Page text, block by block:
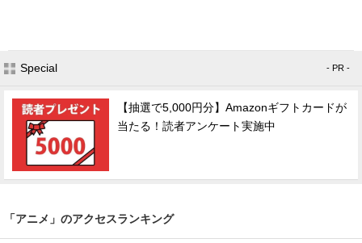
Special - PR -
【抽選で5,000円分】Amazonギフトカードが
当たる！読者アンケート実施中
「アニメ」のアクセスランキング